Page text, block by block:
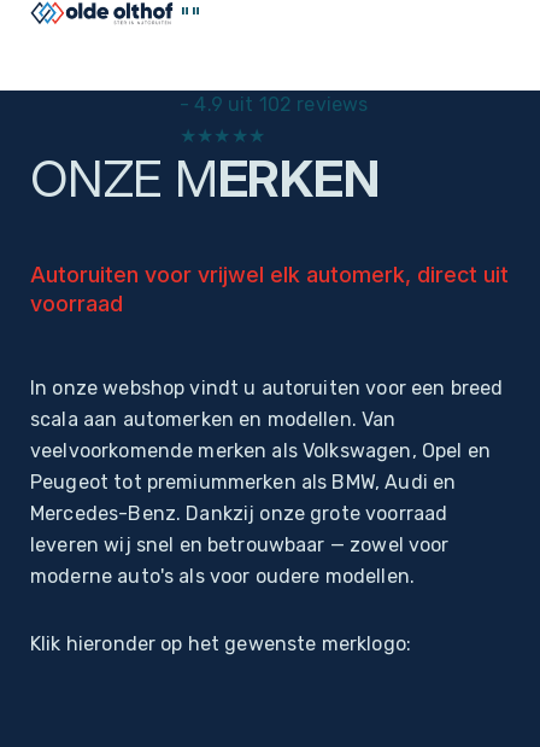
""
- 4.9 uit 102 reviews
★ ★ ★ ★ ★
ONZE MERKEN
Autoruiten voor vrijwel elk automerk, direct uit
voorraad
In onze webshop vindt u autoruiten voor een breed
scala aan automerken en modellen. Van
veelvoorkomende merken als Volkswagen, Opel en
Peugeot tot premiummerken als BMW, Audi en
Mercedes-Benz. Dankzij onze grote voorraad
leveren wij snel en betrouwbaar — zowel voor
moderne auto's als voor oudere modellen.
Klik hieronder op het gewenste merklogo:
Home
Autoruiten
Particulieren